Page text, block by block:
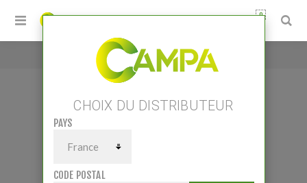
0
Accueil / PENTAJET PNEUMATIQUE
CHOIX DU DISTRIBUTEUR
PAYS
CODE POSTAL